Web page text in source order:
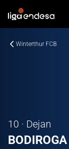
Winterthur FCB
10 · Dejan
BODIROGA